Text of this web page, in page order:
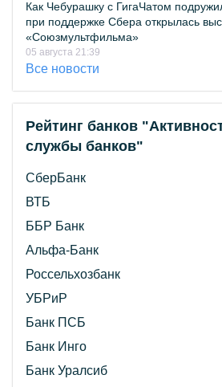
Как Чебурашку с ГигаЧатом
при поддержке Сбера открылась
«Союзмультфильма»
05 августа 21:39
Все новости
Рейтинг банков
службы банков"
СберБанк
ВТБ
ББР Банк
Альфа-Банк
Россельхозбанк
УБРиР
Банк ПСБ
Банк Инго
Банк Уралсиб